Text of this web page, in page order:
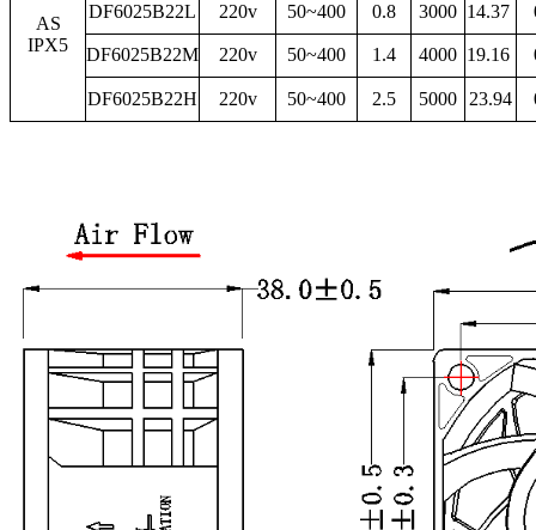
AS
IPX5
DF6025B22L 220v 50~400 0.8 3000 14.37
DF6025B22M 220v 50~400 1.4 4000 19.16
DF6025B22H 220v 50~400 2.5 5000 23.94